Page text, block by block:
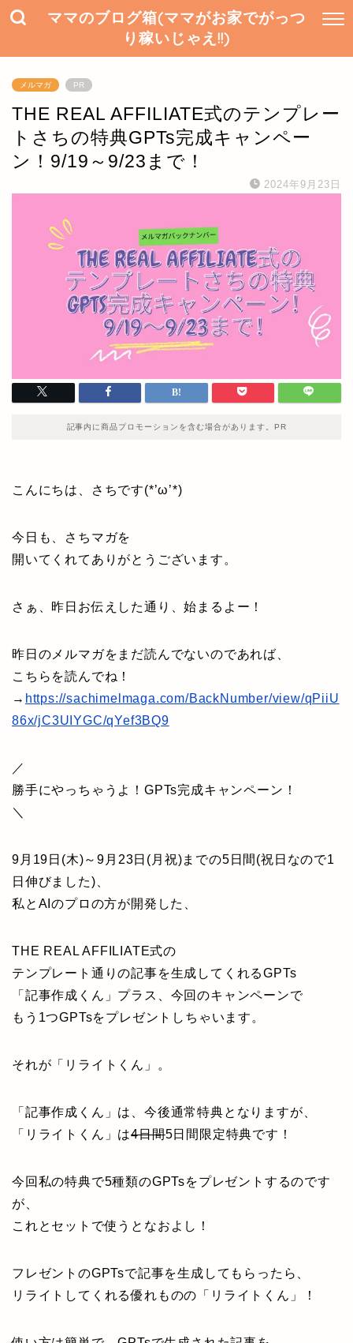
ママのブログ箱(ママがお家でがっつ
り稼いじゃえ!!)
メルマガ PR
THE REAL AFFILIATE式のテンプレー
トさちの特典GPTs完成キャンペー
ン！9/19～9/23まで！
2024年9月23日
記事内に商品プロモーションを含む場合があります。PR
こんにちは、さちです(*’ω’*)
今日も、さちマガを
開いてくれてありがとうございます。
さぁ、昨日お伝えした通り、始まるよー！
昨日のメルマガをまだ読んでないのであれば、
こちらを読んでね！
→ https://sachimelmaga.com/BackNumber/view/qPiiU
86x/jC3UIYGC/qYef3BQ9
／
勝手にやっちゃうよ！GPTs完成キャンペーン！
＼
9月19日(木)～9月23日(月祝)までの5日間(祝日なので1
日伸びました)、
私とAIのプロの方が開発した、
THE REAL AFFILIATE式の
テンプレート通りの記事を生成してくれるGPTs
「記事作成くん」プラス、今回のキャンペーンで
もう1つGPTsをプレゼントしちゃいます。
それが「リライトくん」。
「記事作成くん」は、今後通常特典となりますが、
「リライトくん」は4日間5日間限定特典です！
今回私の特典で5種類のGPTsをプレゼントするのです
が、
これとセットで使うとなおよし！
フレゼントのGPTsで記事を生成してもらったら、
リライトしてくれる優れものの「リライトくん」！